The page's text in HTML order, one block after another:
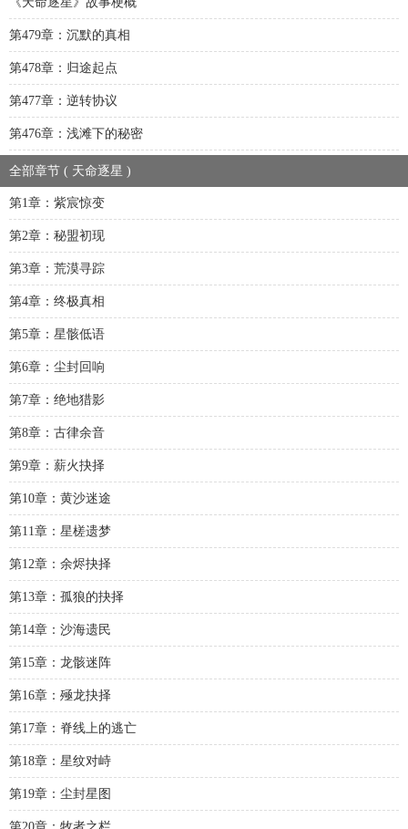
第479章：沉默的真相
第478章：归途起点
第477章：逆转协议
第476章：浅滩下的秘密
全部章节 ( 天命逐星 )
第1章：紫宸惊变
第2章：秘盟初现
第3章：荒漠寻踪
第4章：终极真相
第5章：星骸低语
第6章：尘封回响
第7章：绝地猎影
第8章：古律余音
第9章：薪火抉择
第10章：黄沙迷途
第11章：星槎遗梦
第12章：余烬抉择
第13章：孤狼的抉择
第14章：沙海遗民
第15章：龙骸迷阵
第16章：殛龙抉择
第17章：脊线上的逃亡
第18章：星纹对峙
第19章：尘封星图